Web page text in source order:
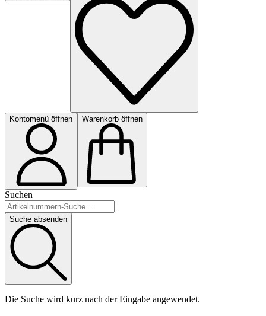
Kontomenü öffnen Warenkorb öffnen
Suchen
Suche absenden
Die Suche wird kurz nach der Eingabe angewendet.